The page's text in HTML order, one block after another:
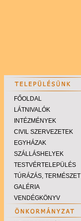
FŐOLDAL
LÁTNIVALÓK
INTÉZMÉNYEK
CIVIL SZERVEZETEK
EGYHÁZAK
SZÁLLÁSHELYEK
TESTVÉRTELEPÜLÉS
TÚRÁZÁS, TERMÉSZET
GALÉRIA
VENDÉGKÖNYV